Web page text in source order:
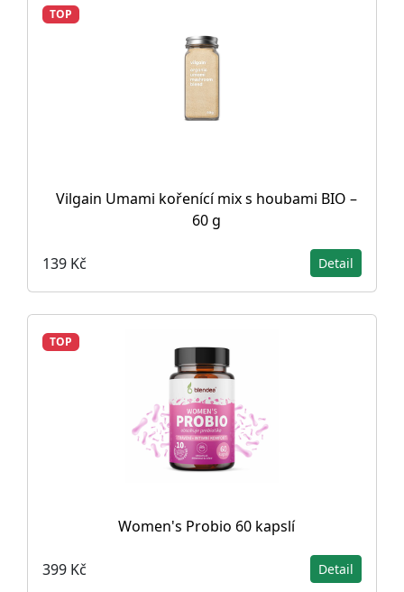
TOP
Vilgain Umami kořenící mix s houbami BIO –
60 g
139 Kč Detail
TOP
Women's Probio 60 kapslí
399 Kč Detail